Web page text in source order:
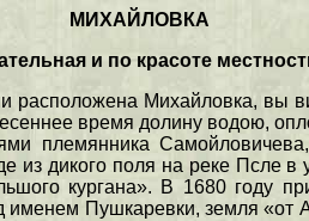
МИХАЙЛОВКА
и по красоте
расположена Михайловка,
время долину водою,
племянника
дикого поля на реке Псле в
кургана». В 1680 году
Пушкаревки, земля